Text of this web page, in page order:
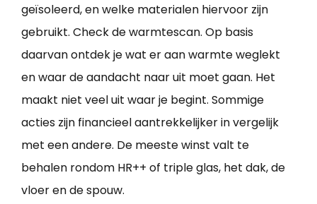
geïsoleerd, en welke materialen hiervoor zijn
gebruikt. Check de warmtescan. Op basis
daarvan ontdek je wat er aan warmte weglekt
en waar de aandacht naar uit moet gaan. Het
maakt niet veel uit waar je begint. Sommige
acties zijn financieel aantrekkelijker in vergelijk
met een andere. De meeste winst valt te
behalen rondom HR++ of triple glas, het dak, de
vloer en de spouw.